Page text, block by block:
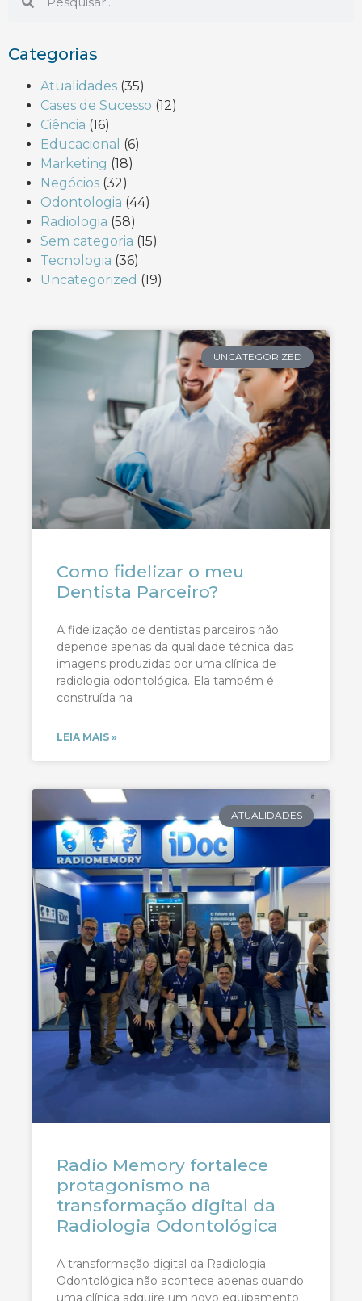
Categorias
Atualidades (35)
Cases de Sucesso (12)
Ciência (16)
Educacional (6)
Marketing (18)
Negócios (32)
Odontologia (44)
Radiologia (58)
Sem categoria (15)
Tecnologia (36)
Uncategorized (19)
UNCATEGORIZED
Como fidelizar o meu
Dentista Parceiro?
A fidelização de dentistas parceiros não
depende apenas da qualidade técnica das
imagens produzidas por uma clínica de
radiologia odontológica. Ela também é
construída na
LEIA MAIS »
ATUALIDADES
Radio Memory fortalece
protagonismo na
transformação digital da
Radiologia Odontológica
A transformação digital da Radiologia
Odontológica não acontece apenas quando
uma clínica adquire um novo equipamento